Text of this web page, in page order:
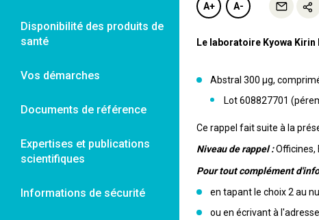
Disponibilité des produits de
santé
Vos démarches
Documents de référence
Expertises et publications
scientifiques
Informations de sécurité
A+ A-
Le laboratoire Kyowa
Abstral 300 µg,
Lot 608827701
Ce rappel fait suite à la
Niveau de rappel :Officines,
Pour tout complément
en tapant le choix 2 au
ou en écrivant à